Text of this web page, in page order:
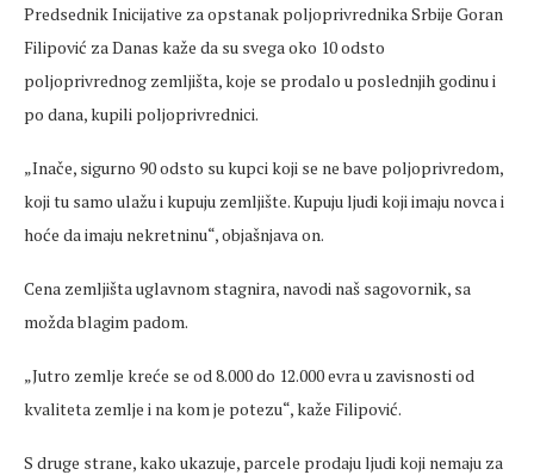
PredsednikInicijative za opstanak poljoprivrednika Srbije Goran
Filipović za Danas kaže da su svega oko 10 odsto
poljoprivrednog zemljišta, koje se prodalo u poslednjih godinu i
po dana, kupili poljoprivrednici.
„Inače, sigurno 90 odsto su kupci koji se ne bave poljoprivredom,
koji tu samo ulažu i kupuju zemljište. Kupuju ljudi koji imaju novca i
hoće da imaju nekretninu“, objašnjava on.
Cena zemljišta uglavnom stagnira, navodi naš sagovornik, sa
možda blagim padom.
„Jutro zemlje kreće se od 8.000 do 12.000 evra u zavisnosti od
kvaliteta zemlje i na kom je potezu“, kaže Filipović.
S druge strane, kako ukazuje, parcele prodaju ljudi koji nemaju za